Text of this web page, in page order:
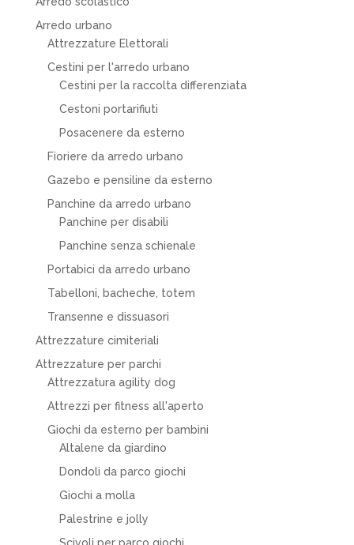
Arredo urbano
Attrezzature Elettorali
Cestini per l'arredo urbano
Cestini per la raccolta differenziata
Cestoni portarifiuti
Posacenere da esterno
Fioriere da arredo urbano
Gazebo e pensiline da esterno
Panchine da arredo urbano
Panchine per disabili
Panchine senza schienale
Portabici da arredo urbano
Tabelloni, bacheche, totem
Transenne e dissuasori
Attrezzature cimiteriali
Attrezzature per parchi
Attrezzatura agility dog
Attrezzi per fitness all'aperto
Giochi da esterno per bambini
Altalene da giardino
Dondoli da parco giochi
Giochi a molla
Palestrine e jolly